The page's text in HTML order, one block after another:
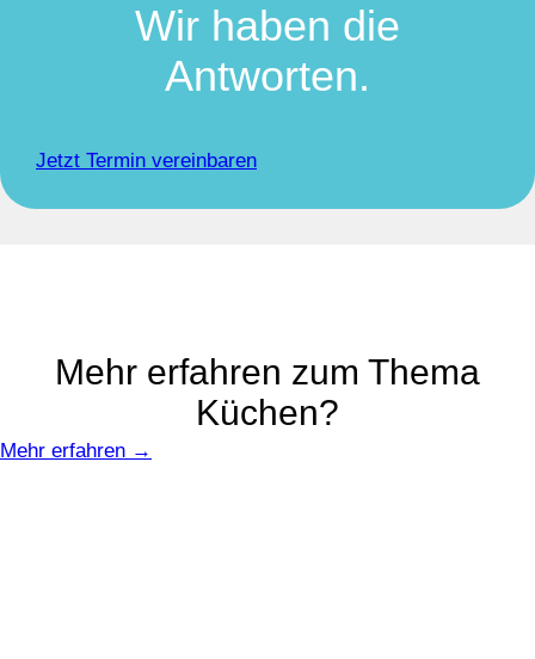
Wir haben die
Antworten.
Jetzt Termin vereinbaren
Mehr erfahren zum Thema
Küchen?
Mehr erfahren →